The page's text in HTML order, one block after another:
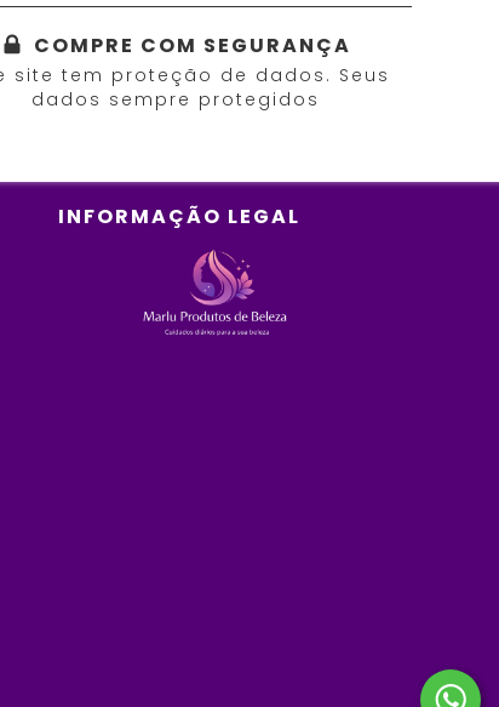
COMPRE COM SEGURANÇA
site tem proteção de dados. Seus
dados sempre protegidos
INFORMAÇÃO LEGAL